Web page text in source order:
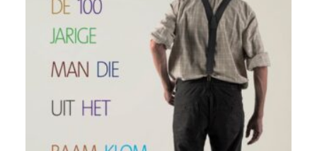
€ 7,50